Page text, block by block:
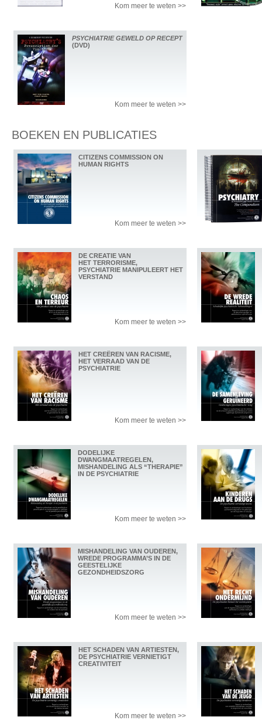
Kom meer te weten >>
PSYCHIATRIE GEWELD OP RECEPT
(DVD)
Kom meer te weten >>
BOEKEN EN PUBLICATIES
CITIZENS COMMISSION ON
HUMAN RIGHTS
Kom meer te weten >>
DE CREATIE VAN
HET TERRORISME,
PSYCHIATRIE MANIPULEERT HET
VERSTAND
Kom meer te weten >>
HET CREËREN VAN RACISME,
HET VERRAAD VAN DE
PSYCHIATRIE
Kom meer te weten >>
DODELIJKE
DWANGMAATREGELEN,
MISHANDELING ALS “THERAPIE”
IN DE PSYCHIATRIE
Kom meer te weten >>
MISHANDELING VAN OUDEREN,
WREDE PROGRAMMA’S IN DE
GEESTELIJKE
GEZONDHEIDSZORG
Kom meer te weten >>
HET SCHADEN VAN ARTIESTEN,
DE PSYCHIATRIE VERNIETIGT
CREATIVITEIT
Kom meer te weten >>